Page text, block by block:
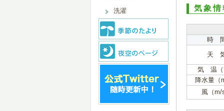
洗濯
気象情
時
天
気 温
降水量（
風（m/